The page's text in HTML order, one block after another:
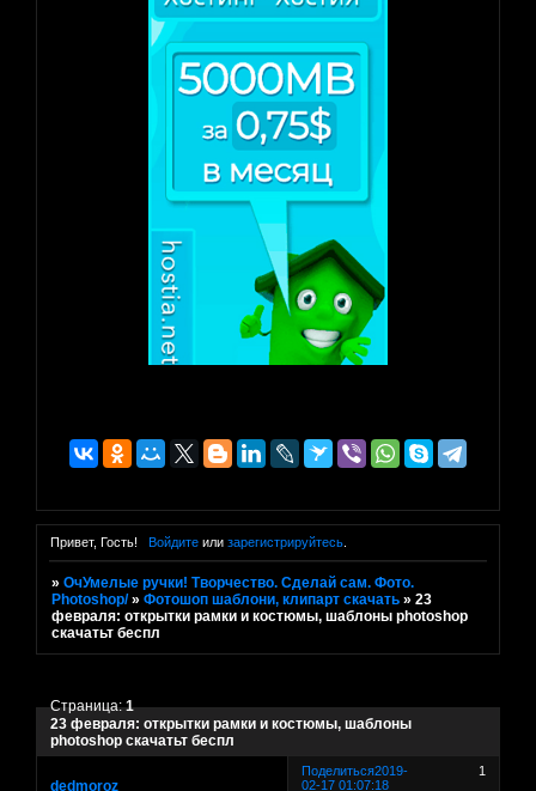
Привет, Гость! Войдитеили зарегистрируйтесь.
»ОчУмелые ручки! Творчество. Сделай сам. Фото.
Photoshop/ »Фотошоп шаблони, клипарт скачать »23
февраля: открытки рамки и костюмы, шаблоны photoshop
скачатьт беспл
23 февраля: открытки рамки и костюмы, шаблоны
photoshop скачатьт беспл
Страница:1
Поделиться 1
2019-
02-17 01:07:18
dedmoroz